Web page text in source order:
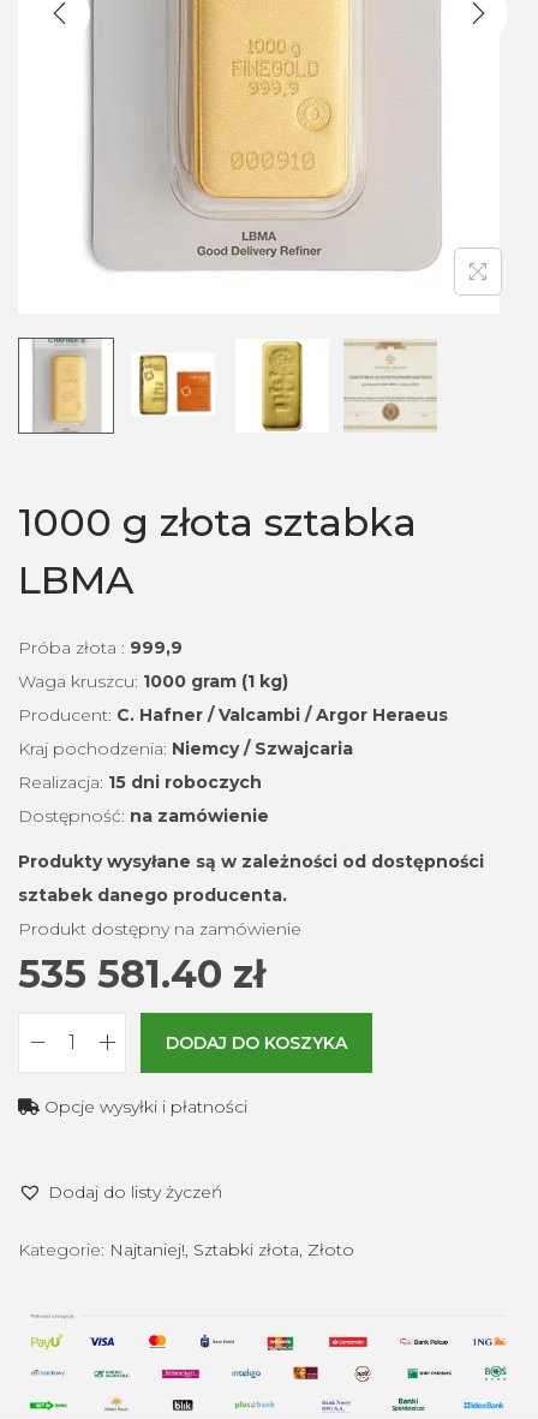
1000 g złota sztabka
LBMA
Próba złota : 999,9
Waga kruszcu: 1000 gram (1 kg)
Producent: C. Hafner / Valcambi / Argor Heraeus
Kraj pochodzenia: Niemcy / Szwajcaria
Realizacja: 15 dni roboczych
Dostępność: na zamówienie
Produkty wysyłane są w zależności od dostępności
sztabek danego producenta.
Produkt dostępny na zamówienie
535 581.40 zł
ć
0
DODAJ DO KOSZYKA
Opcje wysyłki i płatności
Dodaj do listy życzeń
Kategorie: Najtaniej!, Sztabki złota, Złoto